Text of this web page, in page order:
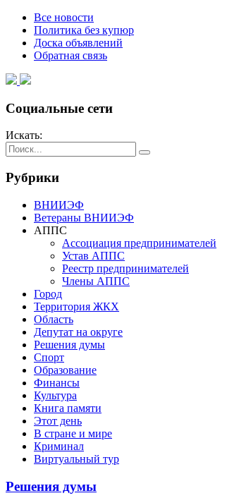
Все новости
Политика без купюр
Доска объявлений
Обратная связь
Социальные сети
Искать:
Рубрики
ВНИИЭФ
Ветераны ВНИИЭФ
АППС
Ассоциация предпринимателей
Устав АППС
Реестр предпринимателей
Члены АППС
Город
Территория ЖКХ
Область
Депутат на округе
Решения думы
Спорт
Образование
Финансы
Культура
Книга памяти
Этот день
В стране и мире
Криминал
Виртуальный тур
Решения думы